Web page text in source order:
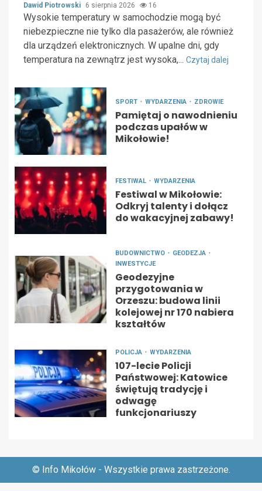
Dawid Piotrowski 6 sierpnia 2026 16
Wysokie temperatury w samochodzie mogą być
niebezpieczne nie tylko dla pasażerów, ale również
dla urządzeń elektronicznych. W upalne dni, gdy
temperatura na zewnątrz jest wysoka,... Czytaj dalej
SPORT WYDARZENIA ZDROWIE
Pamiętaj o nawodnieniu
podczas upałów w
Mikołowie!
FESTIWAL WYDARZENIA
Festiwal w Mikołowie:
Odkryj talenty i dołącz
do wakacyjnej zabawy!
BUDOWNICTWO
GEODEZJA
INWESTYCJE
Geodezyjne
przygotowania w
Orzeszu: budowa linii
kolejowej nr 170 nabiera
kształtów
POLICJA WYDARZENIA
107-lecie Policji
Państwowej: Katowice
świętują tradycję i
odwagę
funkcjonariuszy
© Info Mikołów - Wszystkie prawa zastrzeżone.